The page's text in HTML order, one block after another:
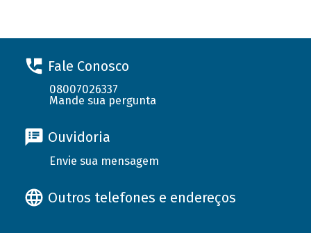
Fale Conosco
08007026337
Mande sua pergunta
Ouvidoria
Envie sua mensagem
Outros telefones e endereços